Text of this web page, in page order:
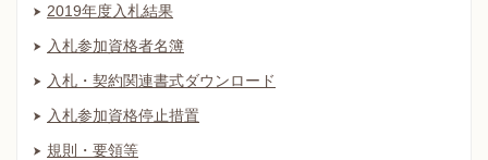
2019年度入札結果
入札参加資格者名簿
入札・契約関連書式ダウンロード
入札参加資格停止措置
規則・要領等